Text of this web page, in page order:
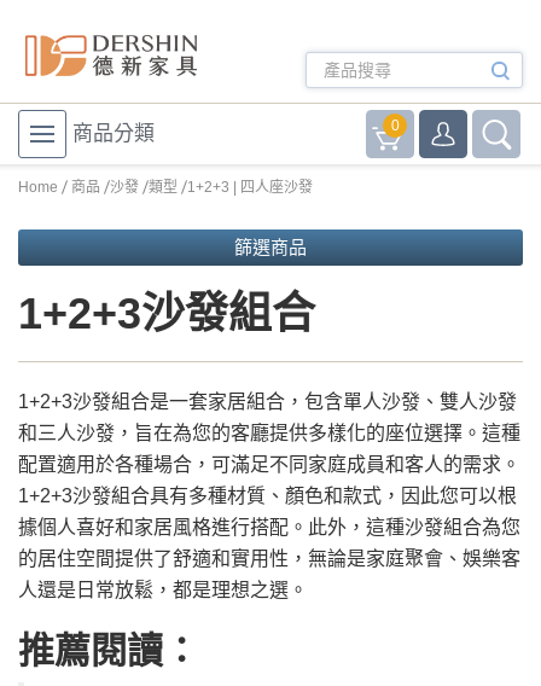
商品分類 0
Home 商品 沙發 類型 1+2+3 | 四人座沙發
篩選商品
1+2+3沙發組合
1+2+3沙發組合是一套家居組合，包含單人沙發、雙人沙發
和三人沙發，旨在為您的客廳提供多樣化的座位選擇。這種
配置適用於各種場合，可滿足不同家庭成員和客人的需求。
1+2+3沙發組合具有多種材質、顏色和款式，因此您可以根
據個人喜好和家居風格進行搭配。此外，這種沙發組合為您
的居住空間提供了舒適和實用性，無論是家庭聚會、娛樂客
人還是日常放鬆，都是理想之選。
推薦閱讀：